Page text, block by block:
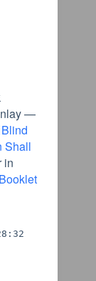
—
Blind
Shall
in